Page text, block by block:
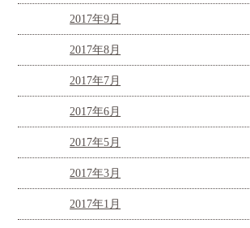
2017年9月
2017年8月
2017年7月
2017年6月
2017年5月
2017年3月
2017年1月